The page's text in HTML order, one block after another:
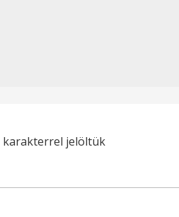
karakterrel jelöltük